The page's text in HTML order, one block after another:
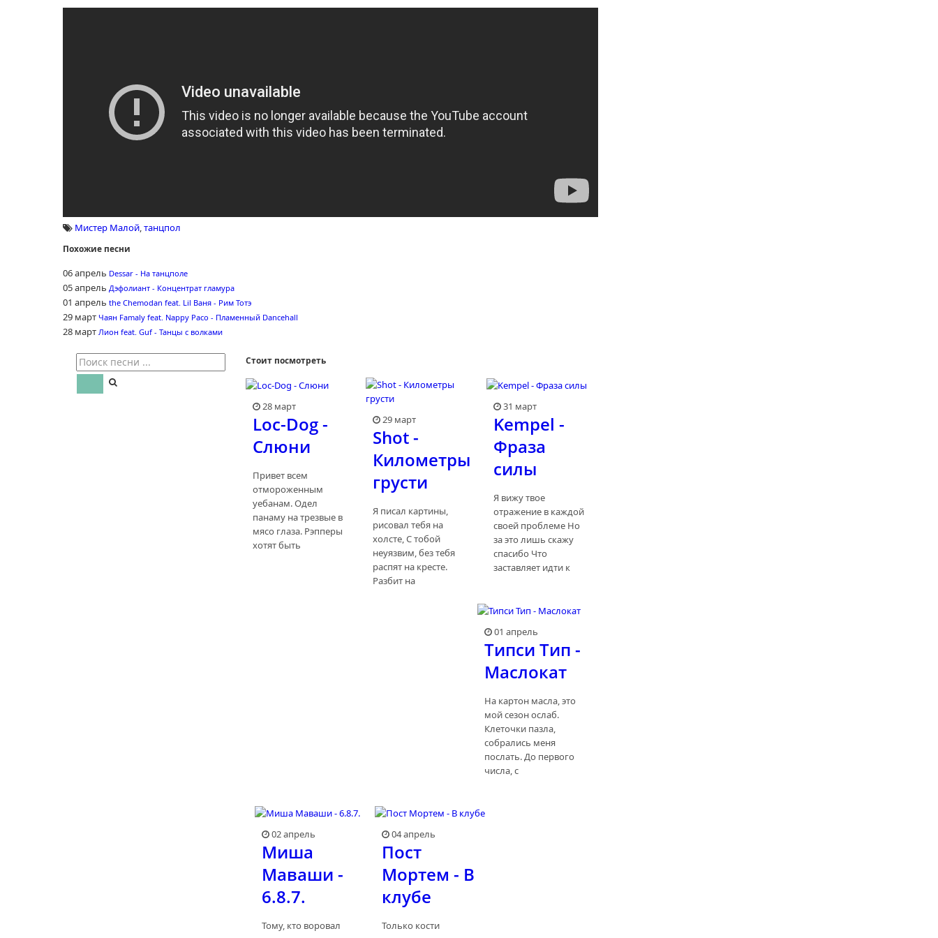
Мистер Малой, танцпол
Похожие песни
06 апрель Dessar - На танцполе
05 апрель Дэфолиант - Концентрат гламура
01 апрель the Chemodan feat. Lil Ваня - Рим Тотэ
29 март Чаян Famaly feat. Nappy Paco - Пламенный Dancehall
28 март Лион feat. Guf - Танцы с волками
Стоит посмотреть
28 март
Loc-Dog -
Слюни
Привет всем
отмороженным
уебанам. Одел
панаму на трезвые в
мясо глаза. Рэпперы
хотят быть
29 март
Shot -
Километры
грусти
Я писал картины,
рисовал тебя на
холсте, С тобой
неуязвим, без тебя
распят на кресте.
Разбит на
31 март
Kempel -
Фраза
силы
Я вижу твое
отражение в каждой
своей проблеме Но
за это лишь скажу
спасибо Что
заставляет идти к
01 апрель
Типси Тип -
Маслокат
На картон масла, это
мой сезон ослаб.
Клеточки пазла,
собрались меня
послать. До первого
числа, с
02 апрель
Миша
Маваши -
6.8.7.
Тому, кто воровал
04 апрель
Пост
Мортем - В
клубе
Только кости